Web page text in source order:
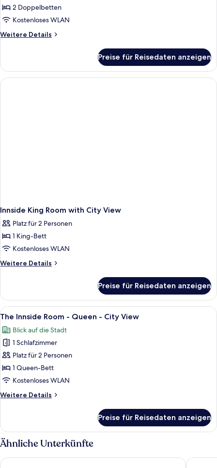
2 Doppelbetten
Kostenloses WLAN
Weitere Details
Weitere
Two
Double
Room
Preise für Reisedaten anzeigen
Innside King Room with City View
Platz für 2 Personen
1 King-Bett
Kostenloses WLAN
Weitere Details
Weitere
King
Room
with
View
Preise für Reisedaten anzeigen
Alle
Fotos
für
The
Innside
Room
-
-
anzeigen
Ein Bett mit einem gemusterten
1
The Innside Room - Queen - City View
Blick auf die Stadt
1 Schlafzimmer
Platz für 2 Personen
1 Queen-Bett
Kostenloses WLAN
Weitere Details
Weitere
Innside
Room
-
-
Preise für Reisedaten anzeigen
Ähnliche Unterkünfte
Moxy NYC Times Square Hyatt